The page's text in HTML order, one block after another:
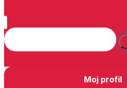
Moj profil